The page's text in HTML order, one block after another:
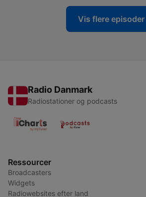
Vis flere episoder
Radio Danmark
Radiostationer og podcasts
Ressourcer
Broadcasters
Widgets
Radiowebsites efter land